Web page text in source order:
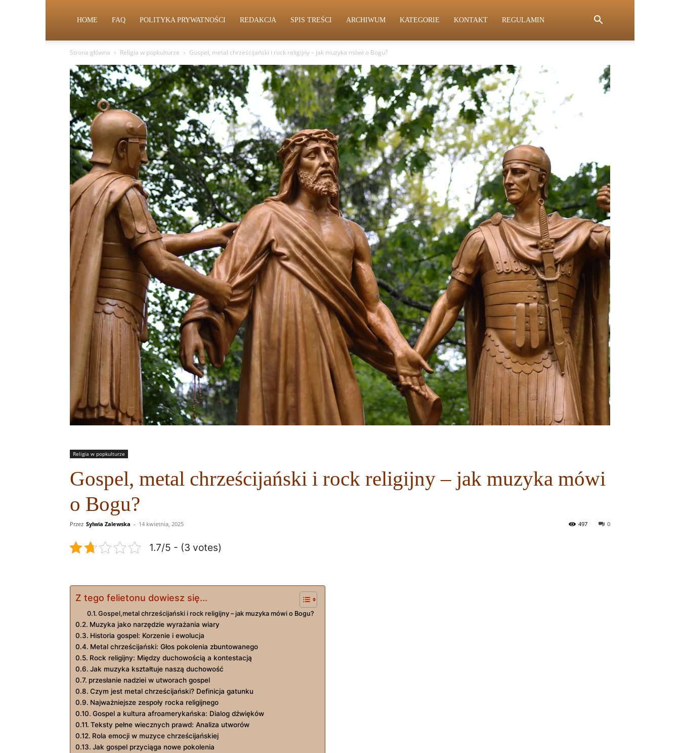
HOME FAQ POLITYKA PRYWATNOŚCI REDAKCJA SPIS TREŚCI ARCHIWUM KATEGORIE KONTAKT REGULAMIN
Strona główna Religia w popkulturze Gospel, metal chrześcijański i rock religijny – jak muzyka mówi o Bogu?
Religia w popkulturze
Gospel, metal chrześcijański i rock religijny – jak muzyka mówi
o Bogu?
Przez Sylwia Zalewska - 14 kwietnia, 2025 0
497
1.7/5 - (3 votes)
Z tego felietonu dowiesz się...
Gospel,metal chrześcijański i rock religijny – jak muzyka mówi o Bogu?
Muzyka jako narzędzie wyrażania wiary
Historia gospel: Korzenie i ewolucja
Metal chrześcijański: Głos pokolenia zbuntowanego
Rock religijny: Między duchowością a kontestacją
Jak muzyka kształtuje naszą duchowość
przesłanie nadziei w utworach gospel
Czym jest metal chrześcijański? Definicja gatunku
Najważniejsze zespoły rocka religijnego
Gospel a kultura afroamerykańska: Dialog dźwięków
Teksty pełne wiecznych prawd: Analiza utworów
Rola emocji w muzyce chrześcijańskiej
Jak gospel przyciąga nowe pokolenia